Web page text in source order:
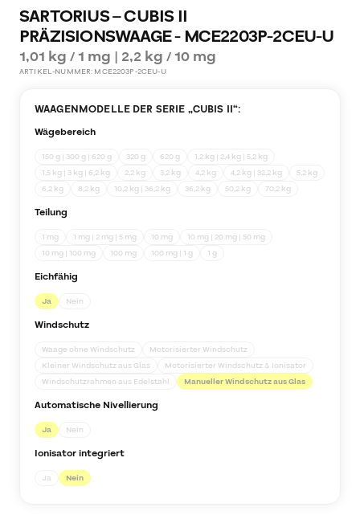
SARTORIUS – CUBIS II
PRÄZISIONSWAAGE - MCE2203P-2CEU-U
1,01 kg / 1 mg | 2,2 kg / 10 mg
ARTIKEL-NUMMER: MCE2203P-2CEU-U
WAAGENMODELLE DER SERIE „CUBIS II“:
Wägebereich
150 g | 300 g | 620 g 320 g 620 g
1,2 kg | 2,4 kg | 5,2 kg
1,5 kg | 3 kg | 6,2 kg
2,2 kg 3,2 kg 4,2 kg 4,2 kg | 32,2 kg
5,2 kg
6,2 kg
8,2 kg 10,2 kg | 36,2 kg 36,2 kg 50,2 kg 70,2 kg
Teilung
1 mg 1 mg | 2 mg | 5 mg 10 mg
10 mg | 20 mg | 50 mg
10 mg | 100 mg
100 mg 100 mg | 1 g 1 g
Eichfähig
Ja Nein
Windschutz
Waage ohne Windschutz
Motorisierter Windschutz
Kleiner Windschutz aus Glas
Motorisierter Windschutz & Ionisator
Windschutzrahmen aus Edelstahl
Manueller Windschutz aus Glas
Automatische Nivellierung
Ja Nein
Ionisator integriert
Ja Nein